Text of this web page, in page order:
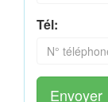
Tél:
Envoyer